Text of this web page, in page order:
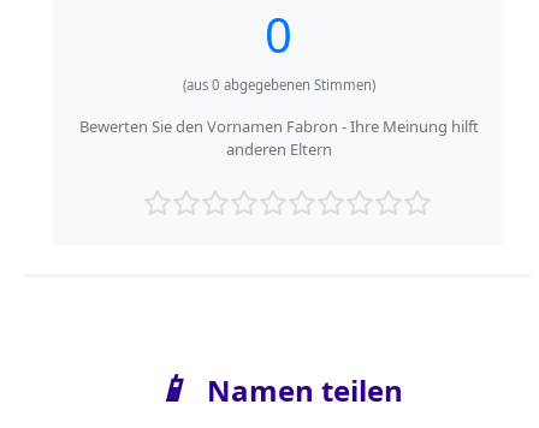
0
(aus 0 abgegebenen Stimmen)
Bewerten Sie den Vornamen Fabron - Ihre Meinung hilft
anderen Eltern
📱 Namen teilen